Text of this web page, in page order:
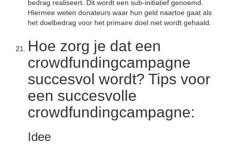
bedrag realiseert. Dit wordt een sub-initiatief genoemd.
Hiermee weten donateurs waar hun geld naartoe gaat als
het doelbedrag voor het primaire doel niet wordt gehaald.
Hoe zorg je dat een
crowdfundingcampagne
succesvol wordt? Tips voor
een succesvolle
crowdfundingcampagne:
Idee